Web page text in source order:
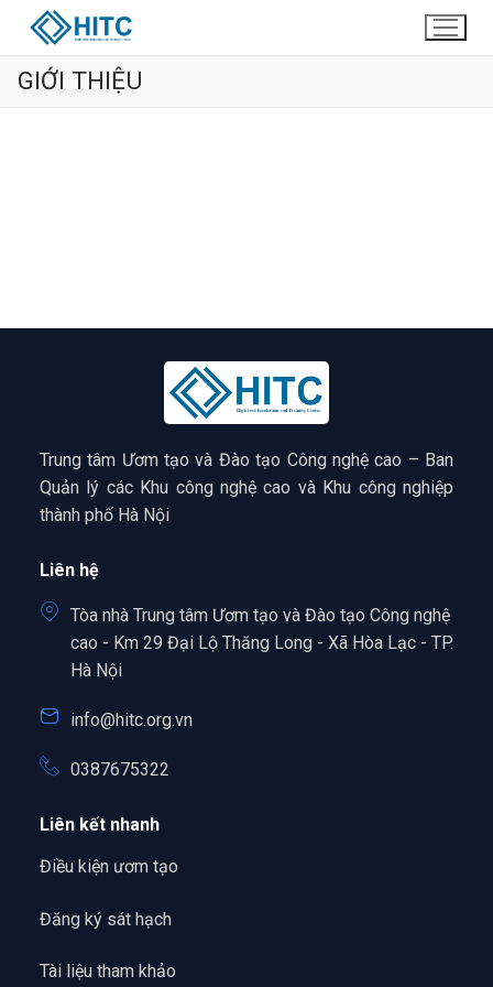
GIỚI THIỆU
Trung tâm Ươm tạo và Đào tạo Công nghệ cao – Ban
Quản lý các Khu công nghệ cao và Khu công nghiệp
thành phố Hà Nội
Liên hệ
Tòa nhà Trung tâm Ươm tạo và Đào tạo Công nghệ
cao - Km 29 Đại Lộ Thăng Long - Xã Hòa Lạc - TP.
Hà Nội
info@hitc.org.vn
0387675322
Liên kết nhanh
Điều kiện ươm tạo
Đăng ký sát hạch
Tài liệu tham khảo